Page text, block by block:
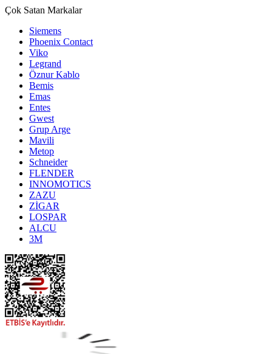
Çok Satan Markalar
Siemens
Phoenix Contact
Viko
Legrand
Öznur Kablo
Bemis
Emas
Entes
Gwest
Grup Arge
Mavili
Metop
Schneider
FLENDER
INNOMOTICS
ZAZU
ZİGAR
LOSPAR
ALCU
3M